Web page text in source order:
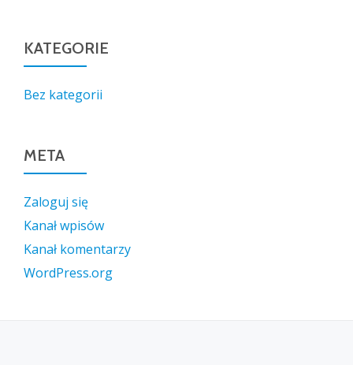
KATEGORIE
Bez kategorii
META
Zaloguj się
Kanał wpisów
Kanał komentarzy
WordPress.org